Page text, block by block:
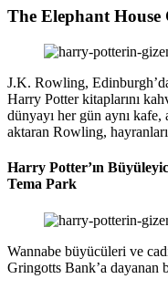
The Elephant House
J.K. Rowling,
Harry Potter kitaplarını
dünyayı her gün aynı
aktaran Rowling,
Harry Potter’ın
Tema Park
Wannabe büyücüleri ve
Gringotts Bank’a dayanan